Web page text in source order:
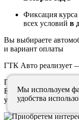
Фиксация
всех условий в
Вы выбираете
и вариант оплаты
ГТК Авто реализует
Приобретем
Европе и доставим в
удобному алгоритму
Мы используем
удобства